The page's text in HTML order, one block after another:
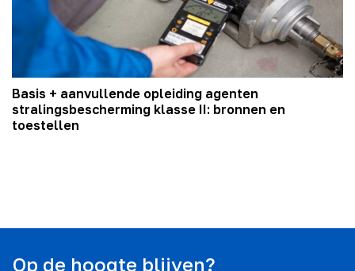
Basis + aanvullende opleiding agenten
stralingsbescherming klasse II: bronnen en
toestellen
Op de hoogte blijven?